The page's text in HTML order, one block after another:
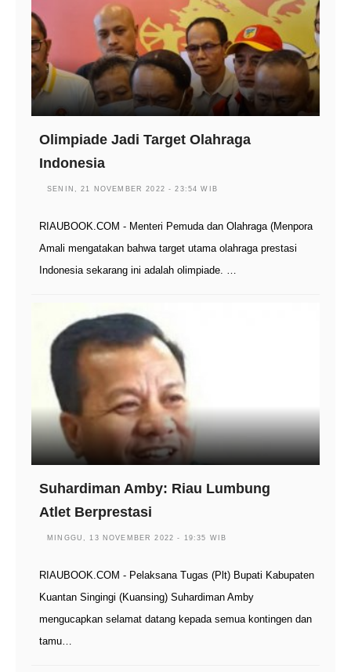
Olimpiade Jadi Target Olahraga
Indonesia
SENIN, 21 NOVEMBER 2022 - 23:54 WIB
RIAUBOOK.COM - Menteri Pemuda dan Olahraga (Menpora
Amali mengatakan bahwa target utama olahraga prestasi
Indonesia sekarang ini adalah olimpiade. …
Suhardiman Amby: Riau Lumbung
Atlet Berprestasi
MINGGU, 13 NOVEMBER 2022 - 19:35 WIB
RIAUBOOK.COM - Pelaksana Tugas (Plt) Bupati Kabupaten
Kuantan Singingi (Kuansing) Suhardiman Amby
mengucapkan selamat datang kepada semua kontingen dan
tamu…